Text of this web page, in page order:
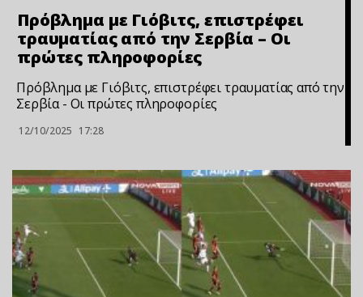
Πρόβλημα με Γιόβιτς, επιστρέφει
τραυματίας από την Σερβία – Οι
πρώτες πληροφορίες
Πρόβλημα με Γιόβιτς, επιστρέφει τραυματίας από την
Σερβία - Οι πρώτες πληροφορίες
12/10/2025 17:28